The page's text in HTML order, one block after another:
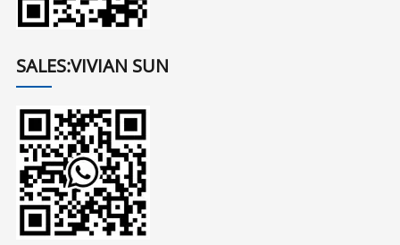
SALES:VIVIAN SUN